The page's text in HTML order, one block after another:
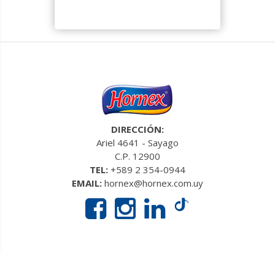
DIRECCIÓN:
Ariel 4641 - Sayago
C.P. 12900
TEL: +589 2 354-0944
EMAIL: hornex@hornex.com.uy